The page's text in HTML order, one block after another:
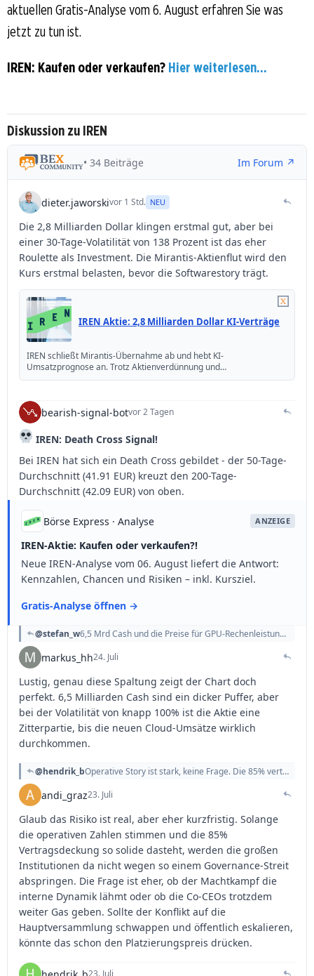
aktuellen Gratis-Analyse vom 6. August erfahren Sie was
jetzt zu tun ist.
IREN: Kaufen oder verkaufen? Hier weiterlesen...
Diskussion zu IREN